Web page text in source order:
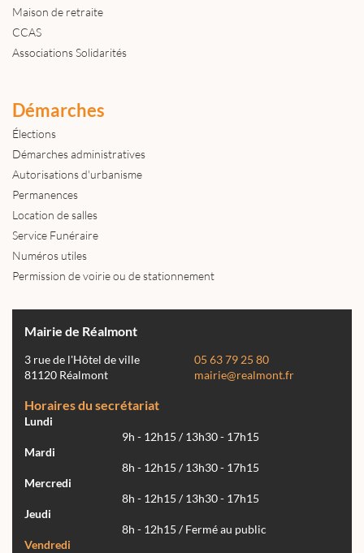
Maison de retraite
CCAS
Associations Solidarités
Démarches
Élections
Démarches administratives
Autorisations d'urbanisme
Permanences
Location de salles
Service Funéraire
Numéros utiles
Permission de voirie ou de stationnement
Mairie de Réalmont
3 rue de l'Hôtel de ville
81120 Réalmont
05 63 79 25 80
mairie@realmont.fr
Horaires du secrétariat
Lundi
9h - 12h15 / 13h30 - 17h15
Mardi
8h - 12h15 / 13h30 - 17h15
Mercredi
8h - 12h15 / 13h30 - 17h15
Jeudi
8h - 12h15 / Fermé au public
Vendredi